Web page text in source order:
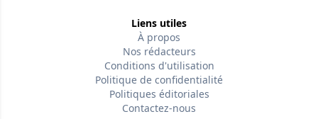
Liens utiles
À propos
Nos rédacteurs
Conditions d'utilisation
Politique de confidentialité
Politiques éditoriales
Contactez-nous